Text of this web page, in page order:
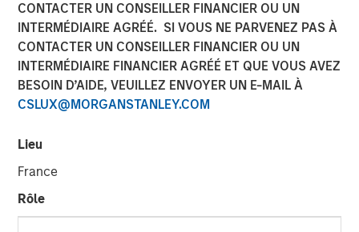
CONTACTER UN CONSEILLER FINANCIER OU UN
INTERMÉDIAIRE AGRÉÉ. SI VOUS NE PARVENEZ PAS À
CONTACTER UN CONSEILLER FINANCIER OU UN
INTERMÉDIAIRE FINANCIER AGRÉÉ ET QUE VOUS AVEZ
BESOIN D’AIDE, VEUILLEZ ENVOYER UN E-MAIL À
CSLUX@MORGANSTANLEY.COM
Lieu
France
Rôle
04 AOÛT 2021
Kublai GmbH Frankfurt am Main Germany
Press Release to the Announcement pursuant to Section
14 para. 3 sentence 1 no. 2 of the German Securities